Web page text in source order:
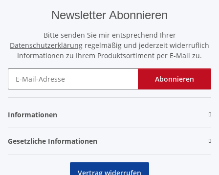
Newsletter Abonnieren
Bitte senden Sie mir entsprechend Ihrer
Datenschutzerklärung regelmäßig und jederzeit widerruflich
Informationen zu Ihrem Produktsortiment per E-Mail zu.
Abonnieren
Informationen
Gesetzliche Informationen
Vertrag widerrufen